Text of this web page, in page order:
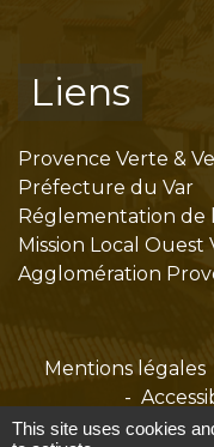
Liens
Provence Verte &
Préfecture du Var
Réglementation de
Mission Local Ouest
Agglomération
Mentions légales
-
This site uses cookies